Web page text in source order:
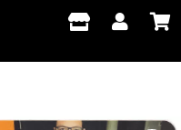
  